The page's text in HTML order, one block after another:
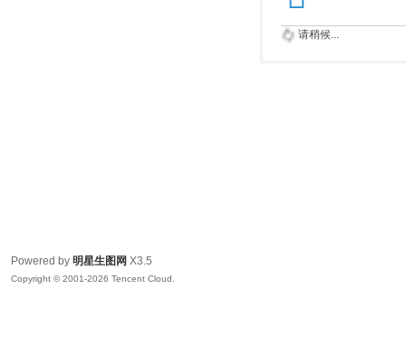
请稍候...
Powered by 明星生图网 X3.5
Copyright © 2001-2026 Tencent Cloud.